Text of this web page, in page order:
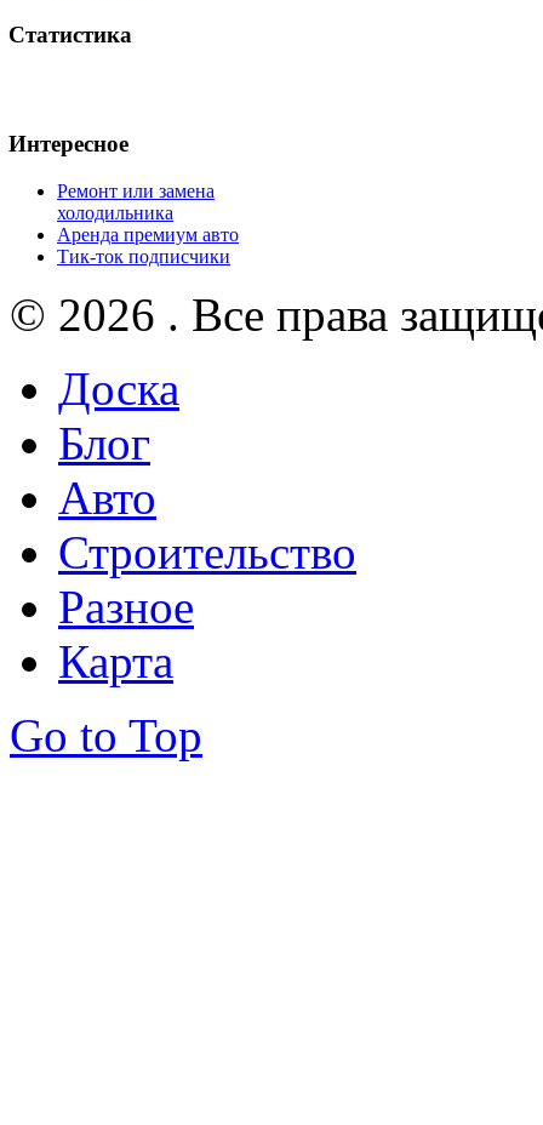
Статистика
Интересное
Ремонт или замена
холодильника
Аренда премиум авто
Тик-ток подписчики
© 2026 . Все права
Доска
Блог
Авто
Строительство
Разное
Карта
Go to Top